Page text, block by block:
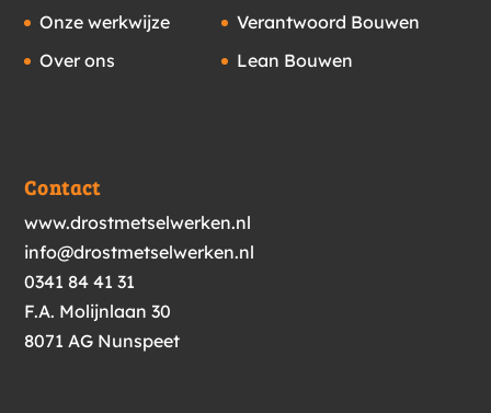
Onze werkwijze
Over ons
Verantwoord Bouwen
Lean Bouwen
Contact
www.drostmetselwerken.nl
info@drostmetselwerken.nl
0341 84 41 31
F.A. Molijnlaan 30
8071 AG Nunspeet